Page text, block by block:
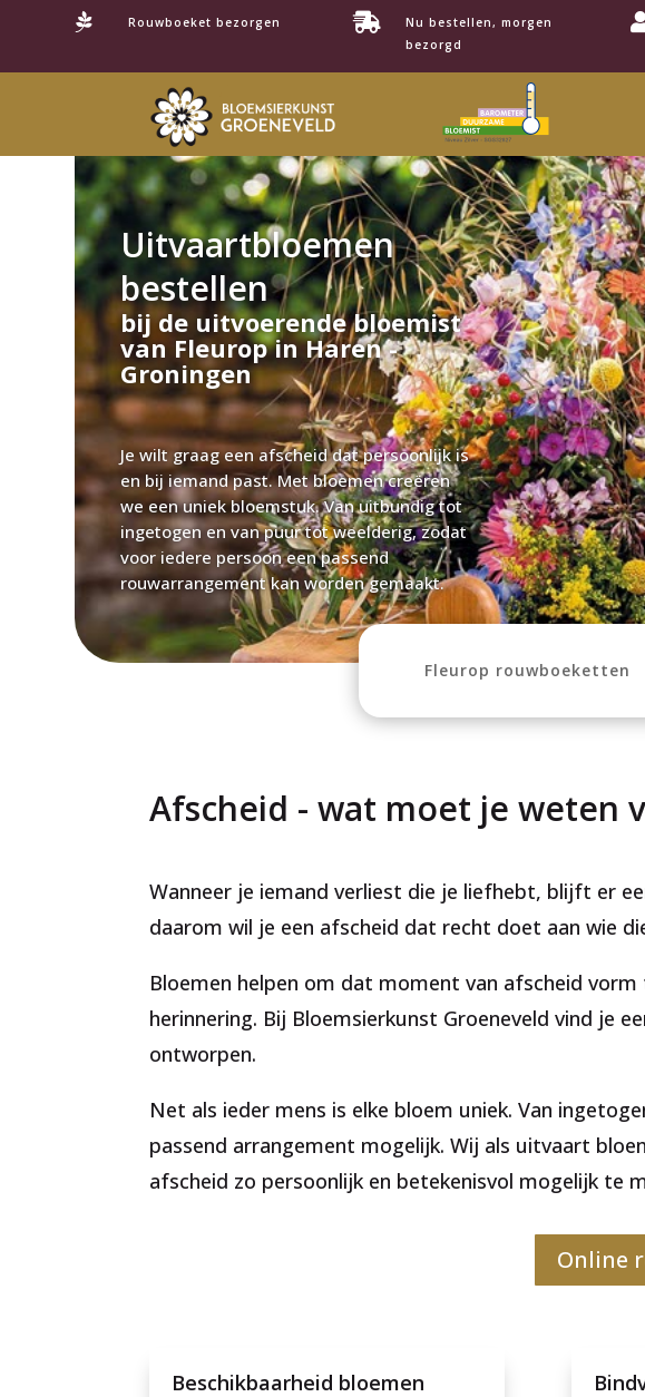
 Rouwboeket bezorgen 
Nu bestellen, morgen
bezorgd
Uitvaartbloemen
bestellen
bij de uitvoerende bloemist
van Fleurop in Haren -
Groningen
Je wilt graag een afscheid dat persoonlijk is
en bij iemand past. Met bloemen creëren
we een uniek bloemstuk. Van uitbundig tot
ingetogen en van puur tot weelderig, zodat
voor iedere persoon een passend
rouwarrangement kan worden gemaakt.
Fleurop rouwboeketten
Afscheid - wat moet je weten
Wanneer je iemand verliest die je liefhebt, blijft er
daarom wil je een afscheid dat recht doet aan wie
Bloemen helpen om dat moment van afscheid
herinnering. Bij Bloemsierkunst Groeneveld vind je
ontworpen.
Net als ieder mens is elke bloem uniek. Van
passend arrangement mogelijk. Wij als uitvaart
afscheid zo persoonlijk en betekenisvol mogelijk te
Online
Beschikbaarheid bloemen